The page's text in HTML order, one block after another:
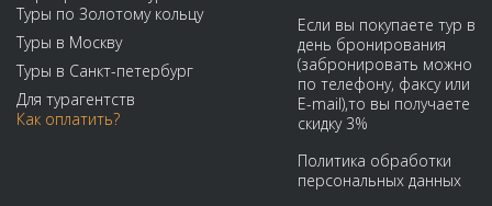
Туры по Золотому кольцу
Туры в Москву
Туры в Санкт-петербург
Для турагентств
Как оплатить?
Если вы покупаете тур в
день бронирования
(забронировать можно
по телефону, факсу или
E-mail),то вы получаете
скидку 3%
Политика обработки
персональных данных